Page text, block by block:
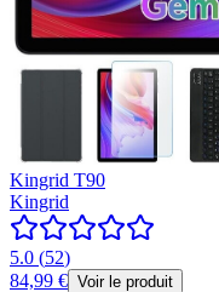
Kingrid T90
Kingrid
5.0 (52)
84,99 € Voir le produit